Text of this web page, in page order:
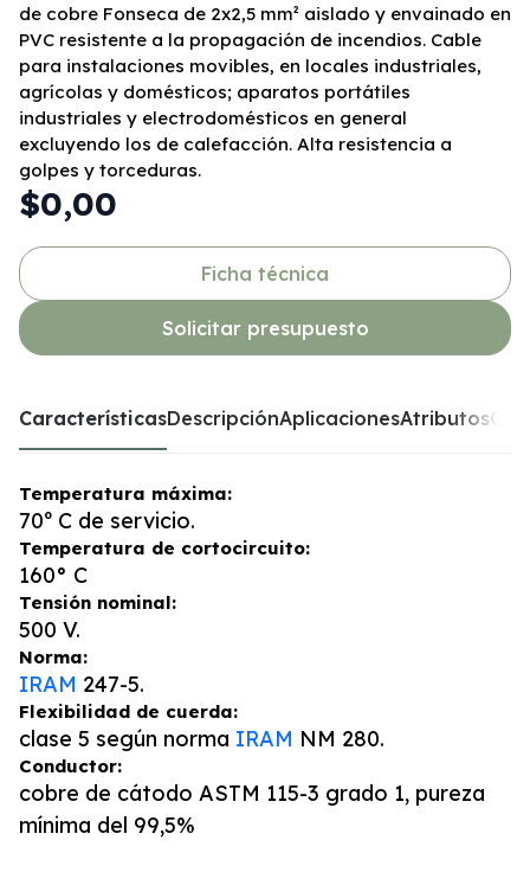
de cobre Fonseca de 2x2,5 mm² aislado y envainado en
PVC resistente a la propagación de incendios. Cable
para instalaciones movibles, en locales industriales,
agrícolas y domésticos; aparatos portátiles
industriales y electrodomésticos en general
excluyendo los de calefacción. Alta resistencia a
golpes y torceduras.
$0,00
Ficha técnica
Solicitar presupuesto
CaracterísticasDescripciónAplicacionesAtributos
Temperatura máxima:
70º C de servicio.
Temperatura de cortocircuito:
160° C
Tensión nominal:
500 V.
Norma:
IRAM 247-5.
Flexibilidad de cuerda:
clase 5 según norma IRAM NM 280.
Conductor:
cobre de cátodo ASTM 115-3 grado 1, pureza
mínima del 99,5%